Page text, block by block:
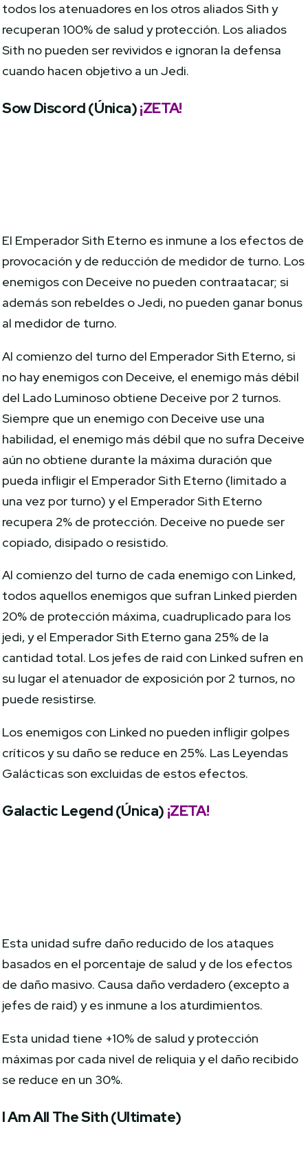
todos los atenuadores en los otros aliados Sith y
recuperan 100% de salud y protección. Los aliados
Sith no pueden ser revividos e ignoran la defensa
cuando hacen objetivo a un Jedi.
Sow Discord (Única)¡ZETA!
El Emperador Sith Eterno es inmune a los efectos de
provocación y de reducción de medidor de turno. Los
enemigos con Deceive no pueden contraatacar; si
además son rebeldes o Jedi, no pueden ganar bonus
al medidor de turno.
Al comienzo del turno del Emperador Sith Eterno, si
no hay enemigos con Deceive, el enemigo más débil
del Lado Luminoso obtiene Deceive por 2 turnos.
Siempre que un enemigo con Deceive use una
habilidad, el enemigo más débil que no sufra Deceive
aún no obtiene durante la máxima duración que
pueda infligir el Emperador Sith Eterno (limitado a
una vez por turno) y el Emperador Sith Eterno
recupera 2% de protección. Deceive no puede ser
copiado, disipado o resistido.
Al comienzo del turno de cada enemigo con Linked,
todos aquellos enemigos que sufran Linked pierden
20% de protección máxima, cuadruplicado para los
jedi, y el Emperador Sith Eterno gana 25% de la
cantidad total. Los jefes de raid con Linked sufren en
su lugar el atenuador de exposición por 2 turnos, no
puede resistirse.
Los enemigos con Linked no pueden infligir golpes
críticos y su daño se reduce en 25%. Las Leyendas
Galácticas son excluidas de estos efectos.
Galactic Legend (Única) ¡ZETA!
Esta unidad sufre daño reducido de los ataques
basados en el porcentaje de salud y de los efectos
de daño masivo. Causa daño verdadero (excepto a
jefes de raid) y es inmune a los aturdimientos.
Esta unidad tiene +10% de salud y protección
máximas por cada nivel de reliquia y el daño recibido
se reduce en un 30%.
I Am All The Sith (UItimate)